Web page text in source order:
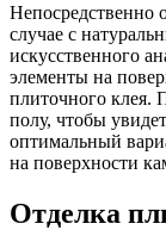
Непосредственно
случае с
искусственного
элементы на
плиточного клея.
полу, чтобы
оптимальный
на поверхности
Отделка